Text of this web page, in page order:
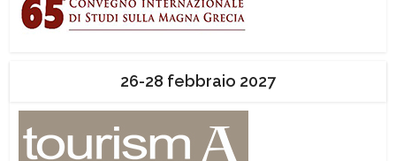
26-28 febbraio 2027